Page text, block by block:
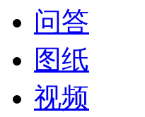
问答
图纸
视频